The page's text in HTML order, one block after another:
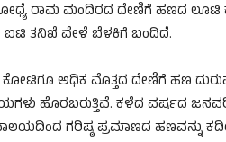
ರಾಮ ಮಂದಿರದ ದೇಣಿಗೆ ಹಣದ ಲೂಟಿ
ತನಿಖೆ ವೇಳೆ ಬೆಳಕಿಗೆ ಬಂದಿದೆ.
ಕೋಟಿಗೂ ಅಧಿಕ ಮೊತ್ತದ ದೇಣಿಗೆ ಹಣ
ಹೊರಬರುತ್ತಿವೆ. ಕಳೆದ ವರ್ಷದ
ಗರಿಷ್ಠ ಪ್ರಮಾಣದ ಹಣವನ್ನು